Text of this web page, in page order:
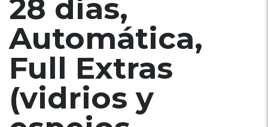
28 días,
Automática,
Full Extras
(vidrios y